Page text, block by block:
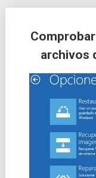
archivos